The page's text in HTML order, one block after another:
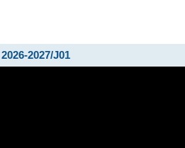
2027/J01